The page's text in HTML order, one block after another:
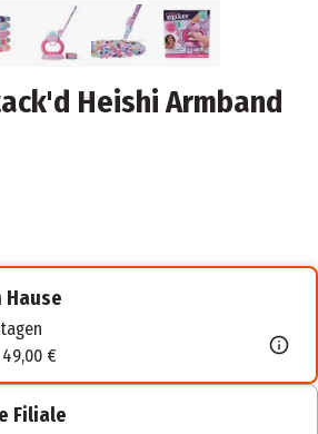
Heishi Armband
€
Filiale